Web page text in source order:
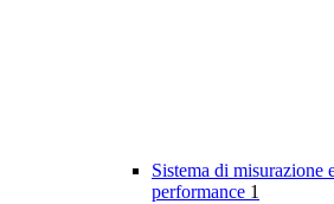
Sistema di misurazione
performance 1